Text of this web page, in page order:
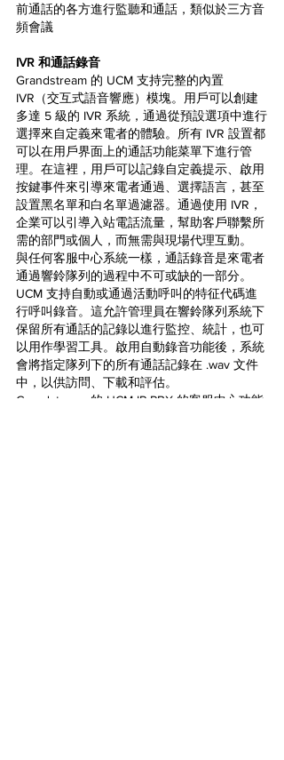
前通話的各方進行監聽和通話，類似於三方音
頻會議
IVR 和通話錄音
Grandstream 的 UCM 支持完整的內置
IVR（交互式語音響應）模塊。用戶可以創建
多達 5 級的 IVR 系統，通過從預設選項中進行
選擇來自定義來電者的體驗。所有 IVR 設置都
可以在用戶界面上的通話功能菜單下進行管
理。在這裡，用戶可以記錄自定義提示、啟用
按鍵事件來引導來電者通過、選擇語言，甚至
設置黑名單和白名單過濾器。通過使用 IVR，
企業可以引導入站電話流量，幫助客戶聯繫所
需的部門或個人，而無需與現場代理互動。
與任何客服中心系統一樣，通話錄音是來電者
通過響鈴隊列的過程中不可或缺的一部分。
UCM 支持自動或通過活動呼叫的特征代碼進
行呼叫錄音。這允許管理員在響鈴隊列系統下
保留所有通話的記錄以進行監控、統計，也可
以用作學習工具。啟用自動錄音功能後，系統
會將指定隊列下的所有通話記錄在 .wav 文件
中，以供訪問、下載和評估。
Grandstream 的 UCM IP PBX 的客服中心功能